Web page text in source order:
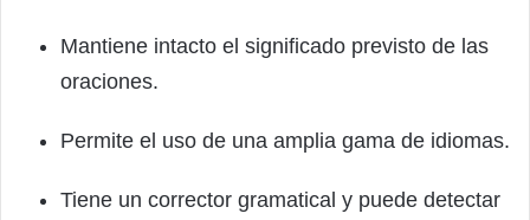
Mantiene intacto el significado previsto de las
oraciones.
Permite el uso de una amplia gama de idiomas.
Tiene un corrector gramatical y puede detectar